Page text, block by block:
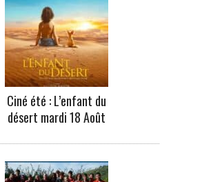
Ciné été : L’enfant du
désert mardi 18 Août